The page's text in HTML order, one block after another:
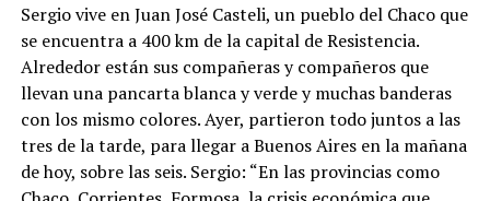
Sergio vive en Juan José Casteli, un pueblo del Chaco que
se encuentra a 400 km de la capital de Resistencia.
Alrededor están sus compañeras y compañeros que
llevan una pancarta blanca y verde y muchas banderas
con los mismo colores. Ayer, partieron todo juntos a las
tres de la tarde, para llegar a Buenos Aires en la mañana
de hoy, sobre las seis. Sergio: “En las provincias como